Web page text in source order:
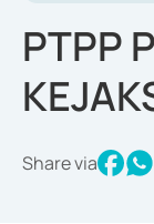
PTPP
Share via